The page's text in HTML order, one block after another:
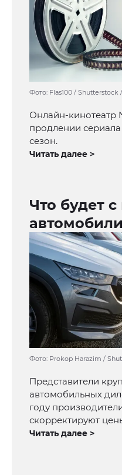
Фото: Flas100 / Shutterstock
Онлайн-кинотеатр
продлении
сезон.
Читать далее >
Что будет
Фото: Prokop Harazim /
Представители
автомобильных
году
скорректируют
Читать далее >